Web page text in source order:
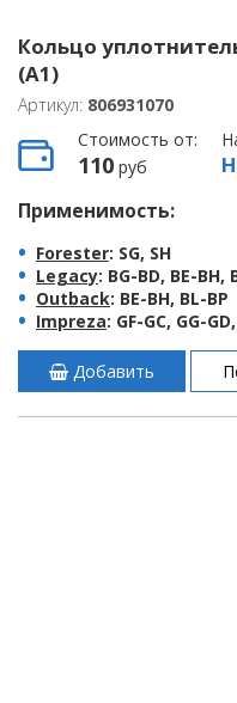
Кольцо
(A1)
Артикул: 806931070
Стоимость от:
110 руб
Применимость:
Forester: SG, SH
Legacy: BG-BD, BE-BH,
Outback: BE-BH, BL-BP
Impreza: GF-GC, GG-
Добавить